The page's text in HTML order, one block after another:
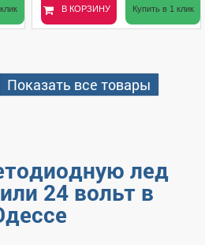
В КОРЗИНУ Купить в 1 клик
Показать все товары
лед
24 вольт в